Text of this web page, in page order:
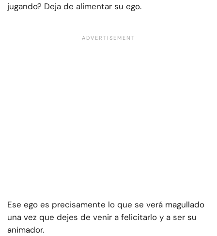
jugando? Deja de alimentar su ego.
Ese ego es precisamente lo que se verá magullado
una vez que dejes de venir a felicitarlo y a ser su
animador.